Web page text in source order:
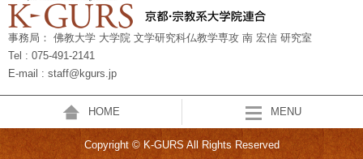
事務局： 佛教大学 大学院 文学研究科仏教学専攻 南 宏信 研究室
Tel : 075-491-2141
E-mail : staff@kgurs.jp
HOME MENU
Copyright © K-GURS All Rights Reserved